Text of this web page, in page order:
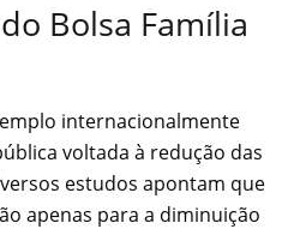
Bolsa Família
internacionalmente
voltada à redução das
estudos apontam que
apenas para a diminuição